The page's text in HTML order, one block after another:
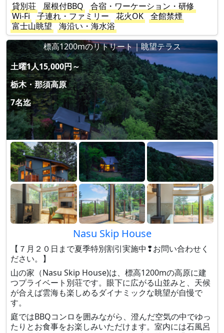
貸別荘
屋根付BBQ
合宿・ワーケーション・研修
Wi-Fi
子連れ・ファミリー 花火OK
全館禁煙
富士山眺望
海沿い・海水浴
標高1200mのリトリート｜眺望テラス
土曜1人15,000円～
栃木・那須高原
7名迄
Nasu Skip House
【７月２０日まで夏季特別割引実施中❢お問い合わせく
ださい。】
山の家（Nasu Skip House)は、標高1200mの高原に建
つプライベート別荘です。眼下に広がる山並みと、天候
が合えば雲海も楽しめるダイナミックな眺望が自慢で
す。
庭ではBBQコンロを囲みながら、澄んだ空気の中でゆっ
たりとお食事をお楽しみいただけます。室内には石風呂